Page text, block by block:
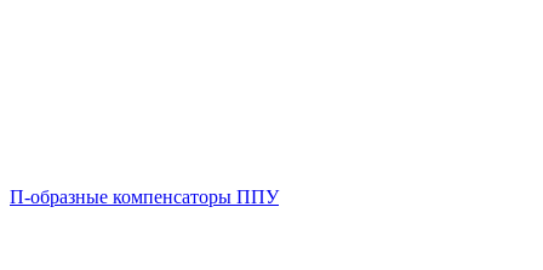
П-образные компенсаторы ППУ